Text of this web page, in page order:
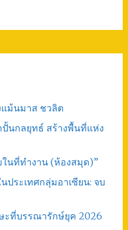
ม้นมาส ชวลิต
นกลยุทธ์ สร้างพื้นที่แห่ง
ในที่ทำงาน (ห้องสมุด)”
ประเทศกลุ่มอาเซียน: จบ
ะที่บรรณารักษ์ยุค 2026